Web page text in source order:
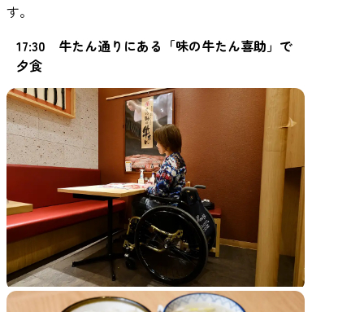
す。
17:30 牛たん通りにある「味の牛たん喜助」で
夕食